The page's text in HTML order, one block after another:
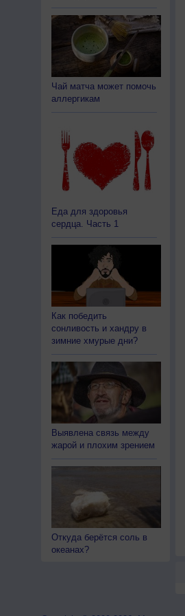
Чай матча может помочь
аллергикам
Еда для здоровья
сердца. Часть 1
Как победить
сонливость и хандру в
зимние хмурые дни?
Выявлена связь между
жарой и плохим зрением
Откуда берётся соль в
океанах?